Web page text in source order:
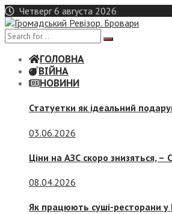
Skip
to
content
Четверг 6 августа 2026
ГОЛОВНА
ВІЙНА
НОВИНИ
Статуетки як ідеальний
03.06.2026
Ціни на АЗС скоро знизяться, –
08.04.2026
Як працюють суші-ресторани у